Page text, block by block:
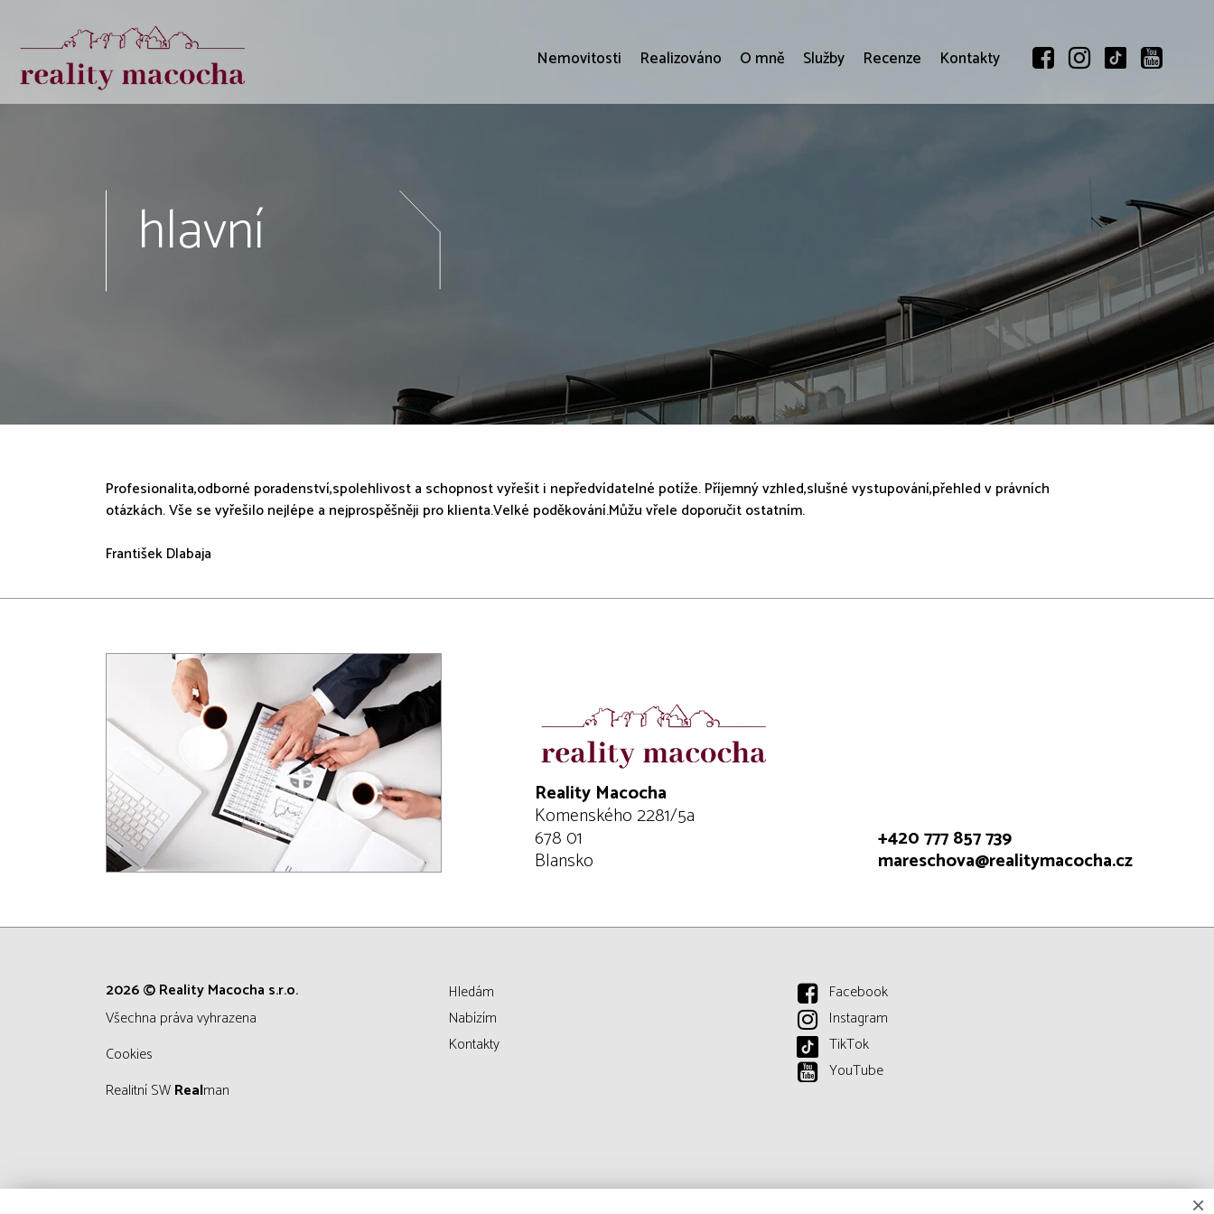
Nemovitosti Realizováno O mně Služby Recenze Kontakty
hlavní
Profesionalita,odborné poradenství,spolehlivost a schopnost vyřešit i nepředvídatelné potíže. Příjemný vzhled,slušné vystupování,přehled v právních
otázkách. Vše se vyřešilo nejlépe a nejprospěšněji pro klienta.Velké poděkování.Můžu vřele doporučit ostatním.
František Dlabaja
Reality Macocha
Komenského 2281/5a
678 01
Blansko
+420 777 857 739
mareschova@realitymacocha.cz
2026 © Reality Macocha s.r.o.
všechna práva vyhrazena
Cookies
Realitní SWRealman
Hledám
Nabízím
Kontakty
Facebook
Instagram
TikTok
YouTube
×